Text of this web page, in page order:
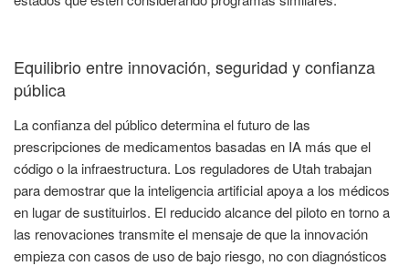
Equilibrio entre innovación, seguridad y confianza
pública
La confianza del público determina el futuro de las
prescripciones de medicamentos basadas en IA más que el
código o la infraestructura. Los reguladores de Utah trabajan
para demostrar que la inteligencia artificial apoya a los médicos
en lugar de sustituirlos. El reducido alcance del piloto en torno a
las renovaciones transmite el mensaje de que la innovación
empieza con casos de uso de bajo riesgo, no con diagnósticos